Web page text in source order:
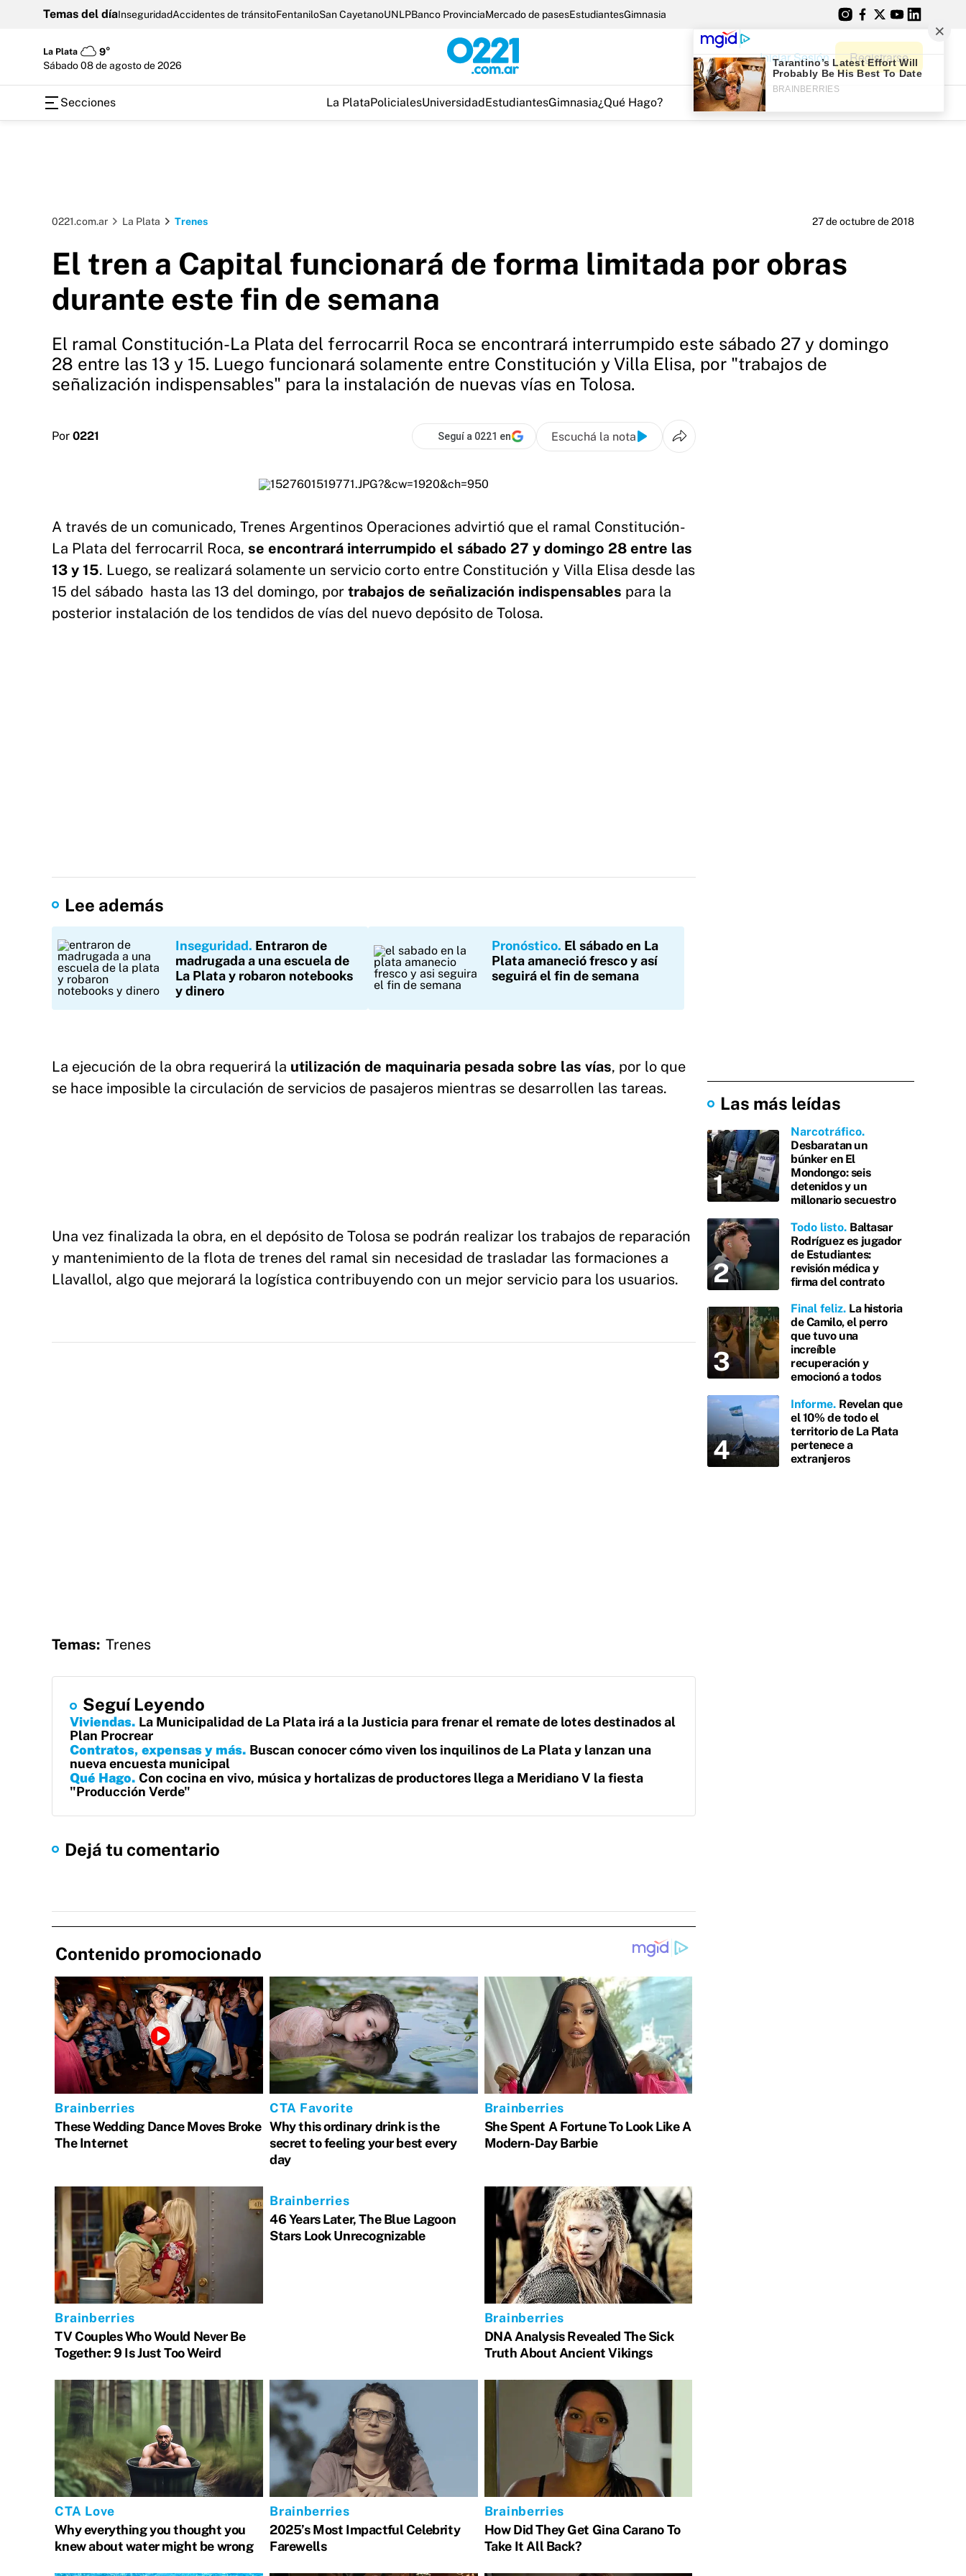
Temas del díaInseguridadAccidentes de tránsitoFentaniloSan CayetanoUNLPBanco ProvinciaMercado de pasesEstudiantesGimnasia
La Plata
9°
sábado 08 de agosto de 2026
Iniciar Sesión Registrarse
Secciones La PlataPolicialesUniversidadEstudiantesGimnasia¿Qué Hago?
0221.com.ar La Plata Trenes 27 de octubre de 2018
El tren a Capital funcionará de forma limitada por obras
durante este fin de semana
El ramal Constitución-La Plata del ferrocarril Roca se encontrará interrumpido este sábado 27 y domingo
28 entre las 13 y 15. Luego funcionará solamente entre Constitución y Villa Elisa, por "trabajos de
señalización indispensables" para la instalación de nuevas vías en Tolosa.
Por 0221 Seguí a 0221 en Escuchá la nota
A través de un comunicado, Trenes Argentinos Operaciones advirtió que el ramal Constitución-
La Plata del ferrocarril Roca, se encontrará interrumpido el sábado 27 y domingo 28 entre las
13 y 15. Luego, se realizará solamente un servicio corto entre Constitución y Villa Elisa desde las
15 del sábado hasta las 13 del domingo, por trabajos de señalización indispensables para la
posterior instalación de los tendidos de vías del nuevo depósito de Tolosa.
Lee además
Inseguridad Entraron de
madrugada a una escuela de
La Plata y robaron notebooks
y dinero
Pronóstico El sábado en La
Plata amaneció fresco y así
seguirá el fin de semana
La ejecución de la obra requerirá la utilización de maquinaria pesada sobre las vías, por lo que
se hace imposible la circulación de servicios de pasajeros mientras se desarrollen las tareas.
Una vez finalizada la obra, en el depósito de Tolosa se podrán realizar los trabajos de reparación
y mantenimiento de la flota de trenes del ramal sin necesidad de trasladar las formaciones a
Llavallol, algo que mejorará la logística contribuyendo con un mejor servicio para los usuarios.
Temas: Trenes
Seguí Leyendo
Viviendas La Municipalidad de La Plata irá a la Justicia para frenar el remate de lotes destinados al
Plan Procrear
Contratos, expensas y más Buscan conocer cómo viven los inquilinos de La Plata y lanzan una
nueva encuesta municipal
Qué Hago Con cocina en vivo, música y hortalizas de productores llega a Meridiano V la fiesta
"Producción Verde"
Dejá tu comentario
Las más leídas
Narcotráfico
Desbaratan un
búnker en El
Mondongo: seis
detenidos y un
millonario secuestro
Todo listo Baltasar
Rodríguez es jugador
de Estudiantes:
revisión médica y
firma del contrato
Final feliz La historia
de Camilo, el perro
que tuvo una
increíble
recuperación y
emocionó a todos
Informe Revelan que
el 10% de todo el
territorio de La Plata
pertenece a
extranjeros